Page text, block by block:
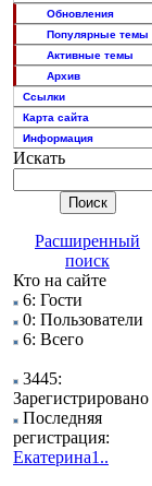
Обновления
Популярные темы
Активные темы
Архив
Ссылки
Карта сайта
Информация
Искать
Расширенный
поиск
Кто на сайте
6: Гости
0: Пользователи
6: Всего
3445:
Зарегистрировано
Последняя
регистрация:
Екатерина1..